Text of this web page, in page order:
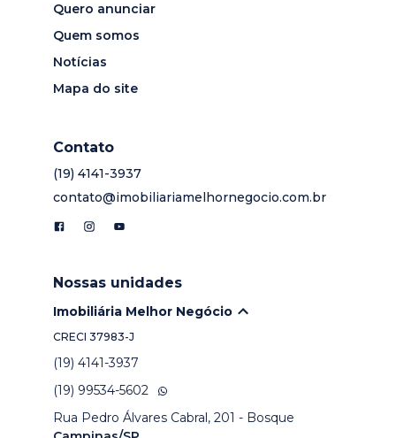
Quero anunciar
Quem somos
Notícias
Mapa do site
Contato
(19) 4141-3937
contato@imobiliariamelhornegocio.com.br
Nossas unidades
Imobiliária Melhor Negócio
CRECI 37983-J
(19) 4141-3937
(19) 99534-5602
Rua Pedro Álvares Cabral, 201 - Bosque